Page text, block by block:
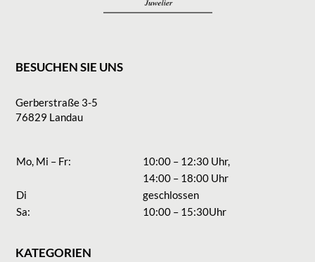
BESUCHEN SIE UNS
Gerberstraße 3-5
76829 Landau
Mo, Mi – Fr:
10:00 – 12:30 Uhr,
14:00 – 18:00 Uhr
Di
geschlossen
Sa:
10:00 – 15:30Uhr
KATEGORIEN